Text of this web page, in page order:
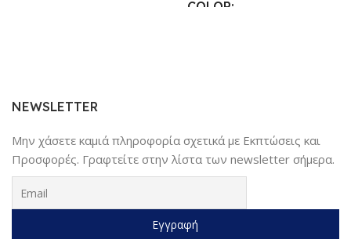
Sundaymot
COLOR
NEWSLETTER
Μην χάσετε καμιά πληροφορία σχετικά με Εκπτώσεις και
Προσφορές. Γραφτείτε στην λίστα των newsletter σήμερα.